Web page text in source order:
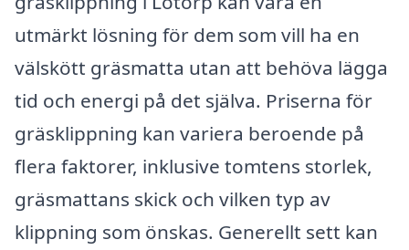
utmärkt lösning för dem som vill ha en
välskött gräsmatta utan att behöva lägga
tid och energi på det själva. Priserna för
gräsklippning kan variera beroende på
flera faktorer, inklusive tomtens storlek,
gräsmattans skick och vilken typ av
klippning som önskas. Generellt sett kan